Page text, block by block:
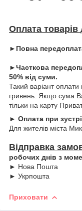
Оплата товарів
►Повна
►Часткова
50% від суми.
Такий варіант
гривень. Якщо сума
тільки на карту
► Оплата при
Для жителів міста
Відправка
робочих днів з
► Нова Пошта
► Укрпошта
Приховати